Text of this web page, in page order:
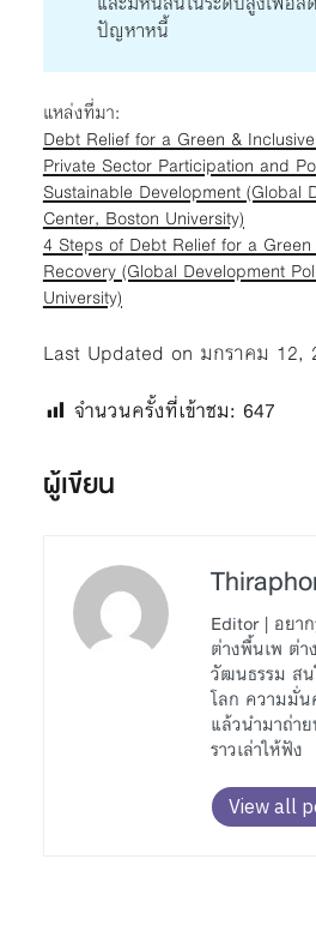
ปัญหาหนี้
แหล่งที่มา:
Debt Relief for a Green &
Private Sector Participation and
Sustainable Development (Global
Center, Boston University)
4 Steps of Debt Relief for a
Recovery (Global Development
University)
Last Updated on มกราคม 12,
จำนวนครั้งที่เข้าชม: 647
ผู้เขียน
Editor | อยา
ต่างพื้นเพ ต่
วัฒนธรรม สน
โลก ความมั่
แล้วนำมาถ่า
ราวเล่าให้ฟัง
View all